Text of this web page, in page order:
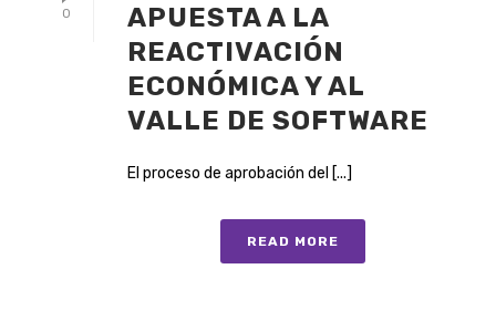
0
APUESTA A LA
REACTIVACIÓN
ECONÓMICA Y AL
VALLE DE SOFTWARE
El proceso de aprobación del [...]
READ MORE